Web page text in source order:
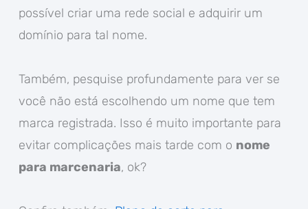
possível criar uma rede social e adquirir um
domínio para tal nome.
Também, pesquise profundamente para ver se
você não está escolhendo um nome que tem
marca registrada. Isso é muito importante para
evitar complicações mais tarde com o nome
para marcenaria, ok?